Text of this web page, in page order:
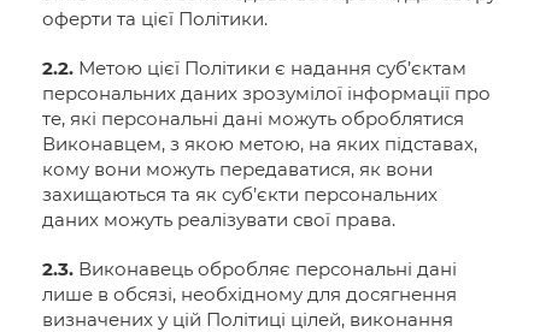
оферти та цієї Політики.
2.2. Метою цієї Політики є надання суб’єктам
персональних даних зрозумілої інформації про
те, які персональні дані можуть оброблятися
Виконавцем, з якою метою, на яких підставах,
кому вони можуть передаватися, як вони
захищаються та як суб’єкти персональних
даних можуть реалізувати свої права.
2.3. Виконавець обробляє персональні дані
лише в обсязі, необхідному для досягнення
визначених у цій Політиці цілей, виконання